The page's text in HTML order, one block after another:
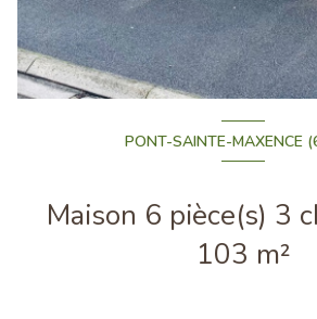
PONT-SAINTE-MAXENCE
Maison 6 pièce(s) 3 chambre(s)
103 m²